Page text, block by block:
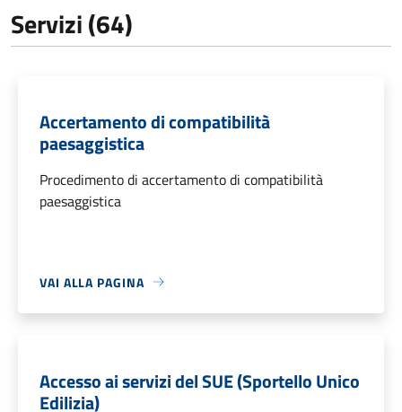
Servizi (64)
Accertamento di compatibilità
paesaggistica
Procedimento di accertamento di compatibilità
paesaggistica
VAI ALLA PAGINA
Accesso ai servizi del SUE (Sportello Unico
Edilizia)